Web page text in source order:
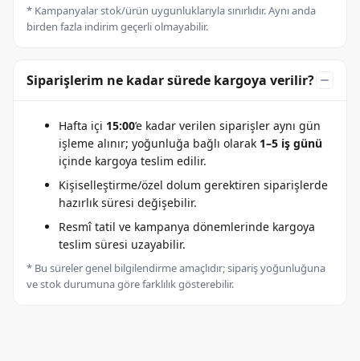
* Kampanyalar stok/ürün uygunluklarıyla sınırlıdır. Aynı anda
birden fazla indirim geçerli olmayabilir.
Siparişlerim ne kadar sürede kargoya verilir?
Hafta içi 15:00’e kadar verilen siparişler aynı gün
işleme alınır; yoğunluğa bağlı olarak 1–5 iş günü
içinde kargoya teslim edilir.
Kişiselleştirme/özel dolum gerektiren siparişlerde
hazırlık süresi değişebilir.
Resmî tatil ve kampanya dönemlerinde kargoya
teslim süresi uzayabilir.
* Bu süreler genel bilgilendirme amaçlıdır; sipariş yoğunluğuna
ve stok durumuna göre farklılık gösterebilir.